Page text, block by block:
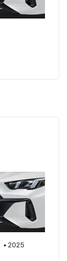
2025